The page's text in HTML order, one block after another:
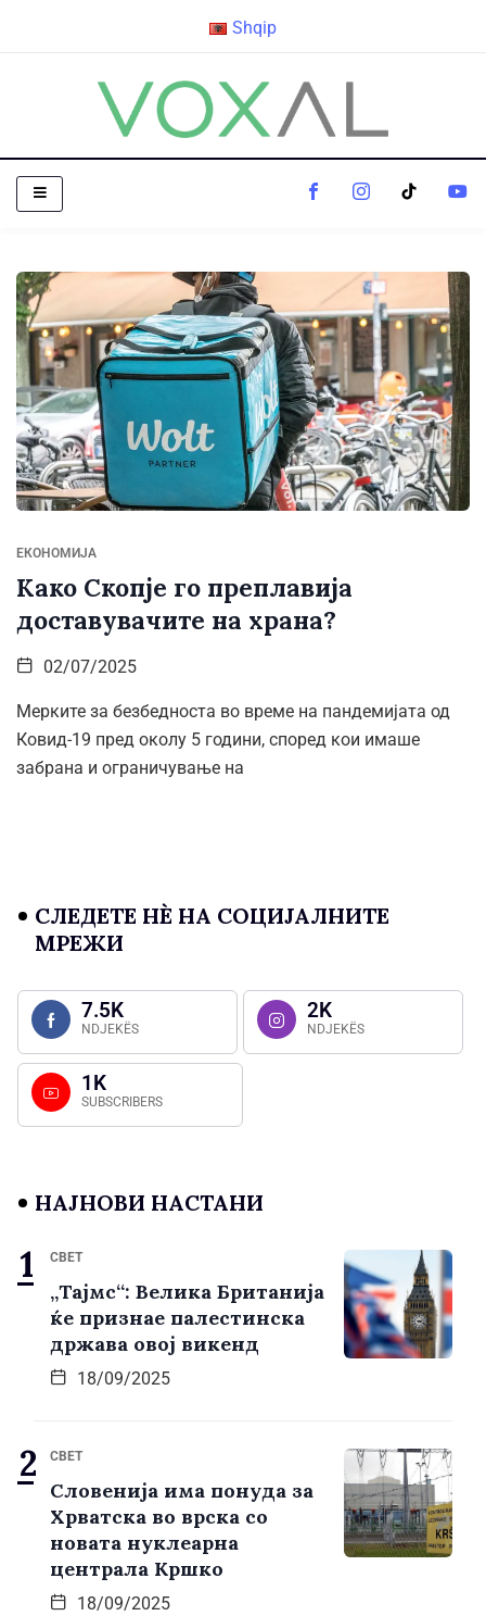
Shqip
ЕКОНОМИЈА
Како Скопје го преплавија
доставувачите на храна?
02/07/2025
Мерките за безбедноста во време на пандемијата од
Ковид-19 пред околу 5 години, според кои имаше
забрана и ограничување на
СЛЕДЕТЕ НÈ НА СОЦИЈАЛНИТЕ
МРЕЖИ
7.5K
NDJEKËS
2K
NDJEKËS
1K
SUBSCRIBERS
НАЈНОВИ НАСТАНИ
СВЕТ
„Тајмс“: Велика Британија
ќе признае палестинска
држава овој викенд
18/09/2025
СВЕТ
Словенија има понуда за
Хрватска во врска со
новата нуклеарна
централа Кршко
18/09/2025